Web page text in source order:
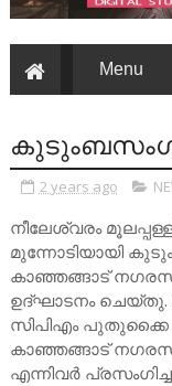
2 years ago
നീലേശ്വരം
മുന്നോടിയായി
കാഞ്ഞങ്ങാട്
ഉദ്ഘാടനം ചെയ്തു.
സിപിഎം പുതുക്കൈ
കാഞ്ഞങ്ങാട്
എന്നിവർ